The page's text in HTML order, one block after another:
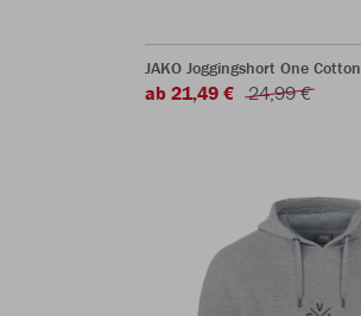
JAKO Joggingshort One Cotton
ab 21,49 € 24,99 €